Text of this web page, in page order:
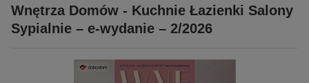
biznesowe, branżowe, gospodarka
darmowe wydania
edukacja
Wnętrza Domów - Kuchnie Łazienki Salony
Sypialnie – e-wydanie – 2/2026